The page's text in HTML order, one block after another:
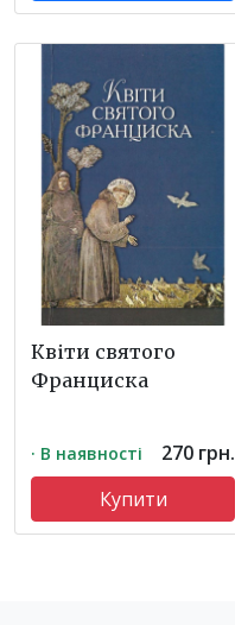
Квіти святого
Франциска
· В наявності
270 грн.
Купити